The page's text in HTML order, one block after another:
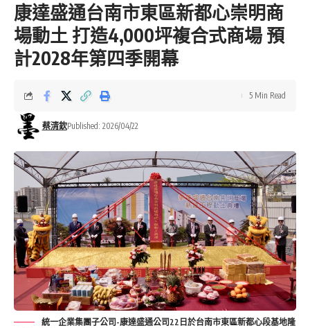
康達盛通台南市東區新都心崇明商
場動土 打造4,000坪複合式商場 預
計2028年第四季開幕
蔡清欽Published: 2026/04/22
5 Min Read
統一企業集團子公司-康達盛通公司22日於台南市東區新都心段基地隆